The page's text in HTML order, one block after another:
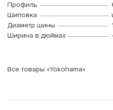
Профиль
Шиповка
Диаметр шины
Ширина в дюймах
-
Все товары «Yokohama»